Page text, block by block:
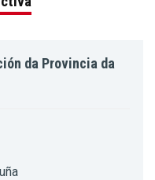
da Provincia da